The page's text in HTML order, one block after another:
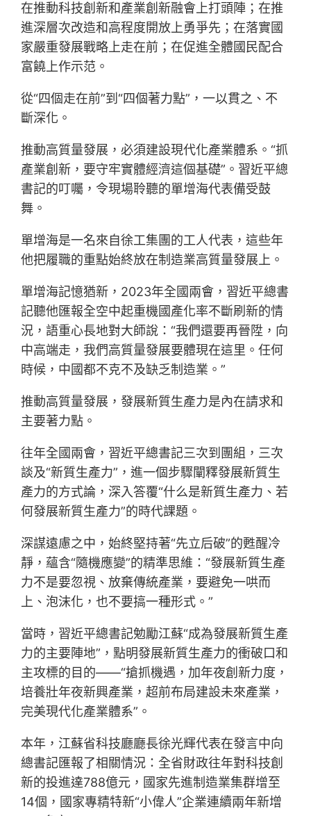
在推動科技創新和產業創新融會上打頭陣；在推
進深層次改造和高程度開放上勇爭先；在落實國
家嚴重發展戰略上走在前；在促進全體國民配合
富饒上作示范。
從“四個走在前”到“四個著力點”，一以貫之、不
斷深化。
推動高質量發展，必須建設現代化產業體系。“抓
產業創新，要守牢實體經濟這個基礎”。習近平總
書記的叮囑，令現場聆聽的單增海代表備受鼓
舞。
單增海是一名來自徐工集團的工人代表，這些年
他把履職的重點始終放在制造業高質量發展上。
單增海記憶猶新，2023年全國兩會，習近平總書
記聽他匯報全空中起重機國產化率不斷刷新的情
況，語重心長地對大師說：“我們還要再晉陞，向
中高端走，我們高質量發展要體現在這里。任何
時候，中國都不克不及缺乏制造業。”
推動高質量發展，發展新質生產力是內在請求和
主要著力點。
往年全國兩會，習近平總書記三次到團組，三次
談及“新質生產力”，進一個步驟闡釋發展新質生
產力的方式論，深入答覆“什么是新質生產力、若
何發展新質生產力”的時代課題。
深謀遠慮之中，始終堅持著“先立后破”的甦醒冷
靜，蘊含“隨機應變”的精準思維：“發展新質生產
力不是要忽視、放棄傳統產業，要避免一哄而
上、泡沫化，也不要搞一種形式。”
當時，習近平總書記勉勵江蘇“成為發展新質生產
力的主要陣地”，點明發展新質生產力的衝破口和
主攻標的目的——“搶抓機遇，加年夜創新力度，
培養壯年夜新興產業，超前布局建設未來產業，
完美現代化產業體系”。
本年，江蘇省科技廳廳長徐光輝代表在發言中向
總書記匯報了相關情況：全省財政往年對科技創
新的投進達788億元，國家先進制造業集群增至
14個，國家專精特新“小偉人”企業連續兩年新增